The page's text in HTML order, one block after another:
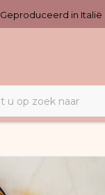
Geproduceerd in Italië